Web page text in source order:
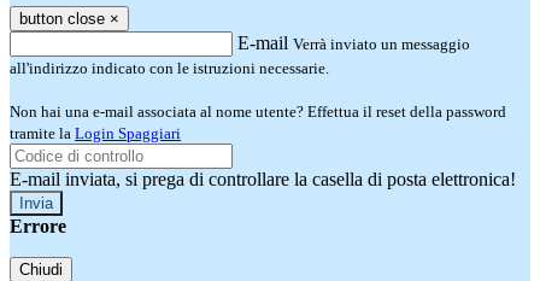
button close ×
E-mail Verrà inviato un messaggio
all'indirizzo indicato con le istruzioni necessarie.
Non hai una e-mail associata al nome utente? Effettua il reset della password
tramite la Login Spaggiari
E-mail inviata, si prega di controllare la casella di posta elettronica!
Errore
Chiudi